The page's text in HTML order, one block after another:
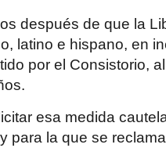
después de que la
latino e hispano, en
por el Consistorio,
esa medida
y para la que se